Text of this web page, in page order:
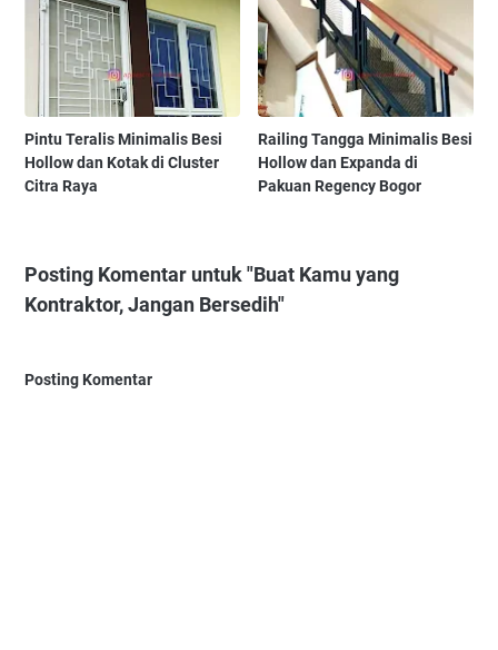
Pintu Teralis Minimalis Besi
Hollow dan Kotak di Cluster
Citra Raya
Railing Tangga Minimalis Besi
Hollow dan Expanda di
Pakuan Regency Bogor
Posting Komentar untuk "Buat Kamu yang
Kontraktor, Jangan Bersedih"
Posting Komentar